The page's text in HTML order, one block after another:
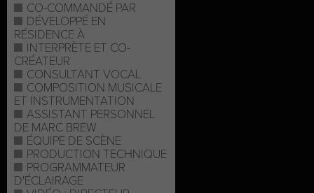
CO-COMMANDÉ PAR
DÉVELOPPÉ EN
RÉSIDENCE À
INTERPRÈTE ET CO-
CRÉATEUR
CONSULTANT VOCAL
COMPOSITION MUSICALE
ET INSTRUMENTATION
ASSISTANT PERSONNEL
DE MARC BREW
ÉQUIPE DE SCÈNE
PRODUCTION TECHNIQUE
PROGRAMMATEUR
D'ÉCLAIRAGE